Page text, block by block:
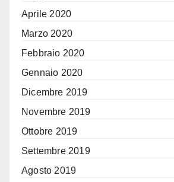
Aprile 2020
Marzo 2020
Febbraio 2020
Gennaio 2020
Dicembre 2019
Novembre 2019
Ottobre 2019
Settembre 2019
Agosto 2019